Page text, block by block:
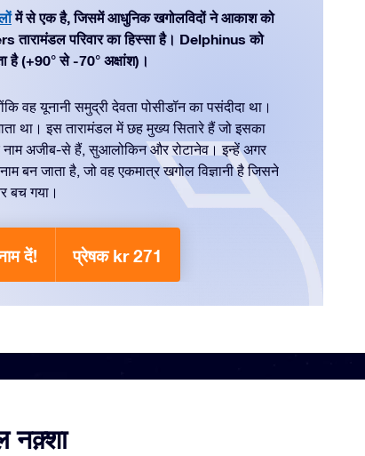
में से एक है, जिसमें आधुनिक खगोलविदों ने आकाश को
तारामंडल परिवार का हिस्सा है। Delphinus को
है (+90° से -70° अक्षांश)।
यूनानी समुद्री देवता पोसीडॉन का पसंदीदा था।
था। इस तारामंडल में छह मुख्य सितारे हैं जो इसका
अजीब-से हैं, सुआलोकिन और रोटानेव। इन्हें अगर
बन जाता है, जो वह एकमात्र खगोल विज्ञानी है जिसने
बच गया।
दें! प्रेषक kr 271
नक़्शा